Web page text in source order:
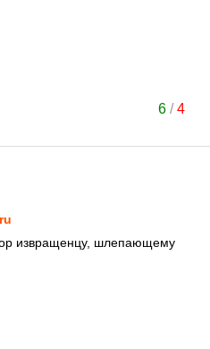
6/4
извращенцу, шлепающему